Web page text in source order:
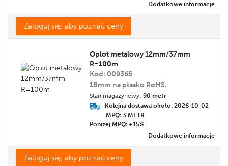
Dodatkowe informacje
Zaloguj się, aby poznać ceny
Oplot metalowy 12mm/37mm
R=100m
Kod: 009365
18mm na płasko RoHS.
Kolejna dostawa około: 2026-10-02
Stan magazynowy: 90 metr
MPQ: 3 METR
Poniżej MPQ: +15%
Dodatkowe informacje
Zaloguj się, aby poznać ceny